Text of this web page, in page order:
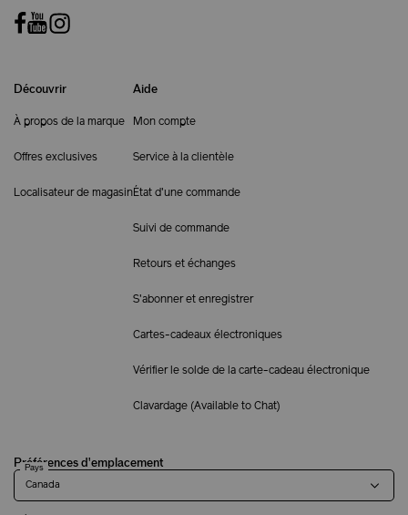
Découvrir
À propos de la marque
Offres exclusives
Localisateur de magasin
Aide
Mon compte
Service à la clientèle
État d'une commande
Suivi de commande
Retours et échanges
S'abonner et enregistrer
Cartes-cadeaux électroniques
Vérifier le solde de la carte-cadeau électronique
Clavardage (Available to Chat)
Préférences d'emplacement
Pays